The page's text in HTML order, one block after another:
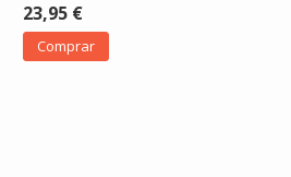
23,95 €
Comprar